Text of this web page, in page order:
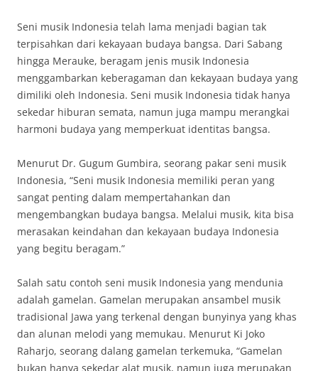
Seni musik Indonesia telah lama menjadi bagian tak
terpisahkan dari kekayaan budaya bangsa. Dari Sabang
hingga Merauke, beragam jenis musik Indonesia
menggambarkan keberagaman dan kekayaan budaya yang
dimiliki oleh Indonesia. Seni musik Indonesia tidak hanya
sekedar hiburan semata, namun juga mampu merangkai
harmoni budaya yang memperkuat identitas bangsa.
Menurut Dr. Gugum Gumbira, seorang pakar seni musik
Indonesia, “Seni musik Indonesia memiliki peran yang
sangat penting dalam mempertahankan dan
mengembangkan budaya bangsa. Melalui musik, kita bisa
merasakan keindahan dan kekayaan budaya Indonesia
yang begitu beragam.”
Salah satu contoh seni musik Indonesia yang mendunia
adalah gamelan. Gamelan merupakan ansambel musik
tradisional Jawa yang terkenal dengan bunyinya yang khas
dan alunan melodi yang memukau. Menurut Ki Joko
Raharjo, seorang dalang gamelan terkemuka, “Gamelan
bukan hanya sekedar alat musik, namun juga merupakan